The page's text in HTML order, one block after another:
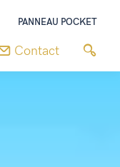
PANNEAU POCKET
Contact